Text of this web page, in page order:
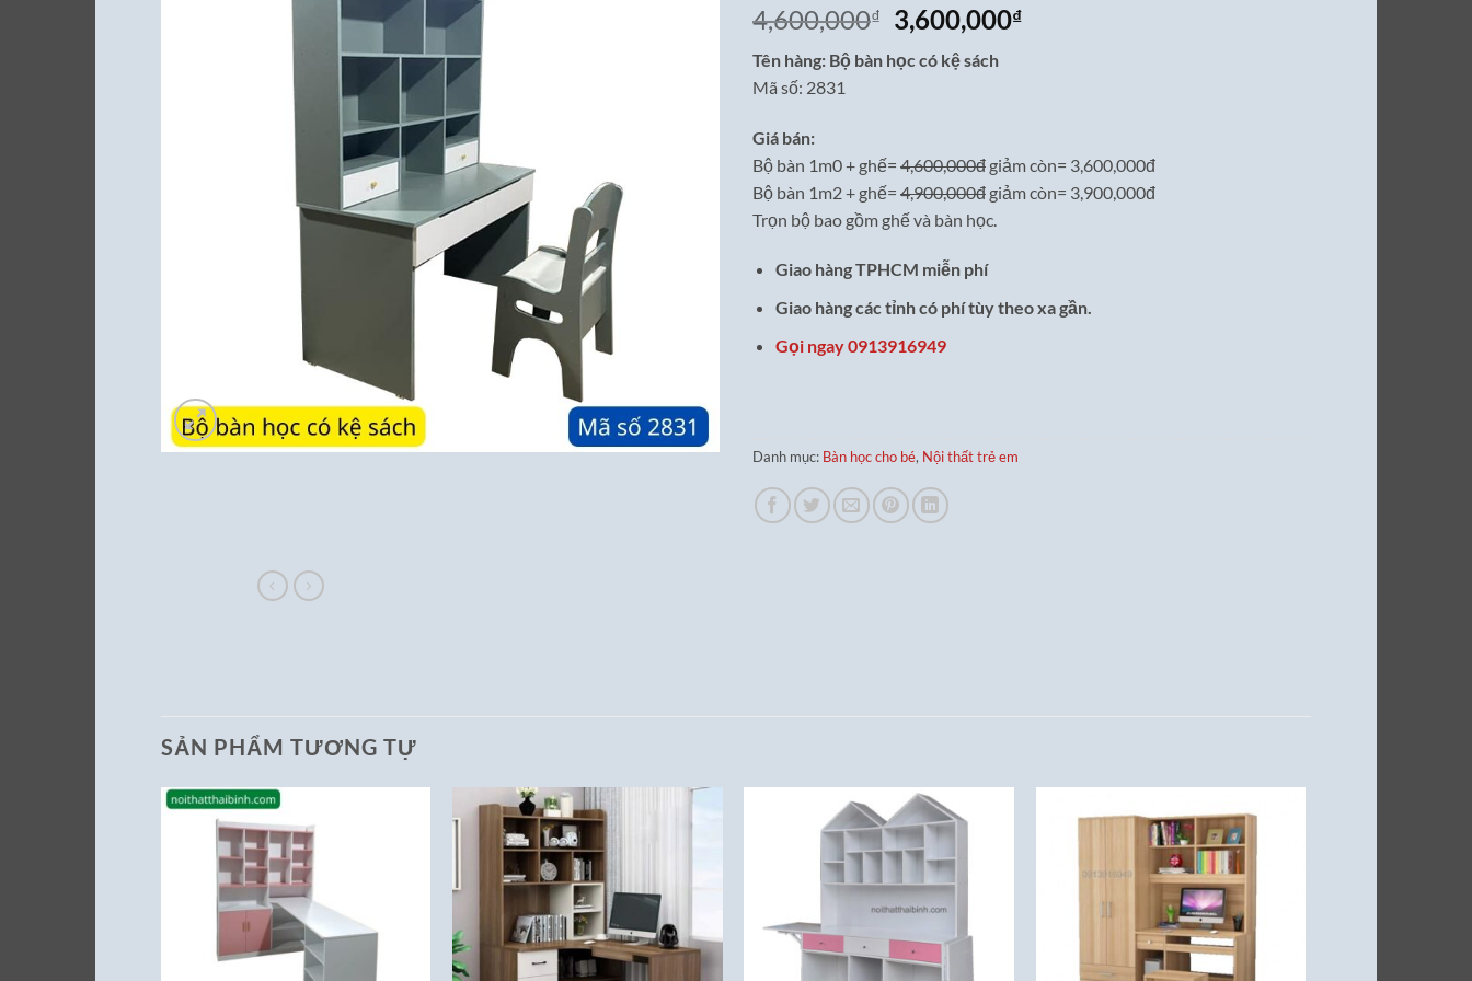
4,600,000₫
Giá
gốc
là:
3,600,000₫Giá
Tên hàng: Bộ bàn học có kệ sách
Mã số: 2831
Giá bán:
Bộ bàn 1m0 + ghế= 4,600,000đ giảm còn= 3,600,000đ
Bộ bàn 1m2 + ghế= 4,900,000đ giảm còn= 3,900,000đ
Trọn bộ bao gồm ghế và bàn học.
Giao hàng TPHCM miễn phí
Giao hàng các tỉnh có phí tùy theo xa gần.
Gọi ngay 0913916949
Danh mục: Bàn học cho bé, Nội thất trẻ em
SẢN PHẨM TƯƠNG TỰ